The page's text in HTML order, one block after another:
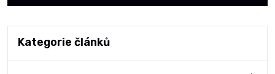
Kategorie článků